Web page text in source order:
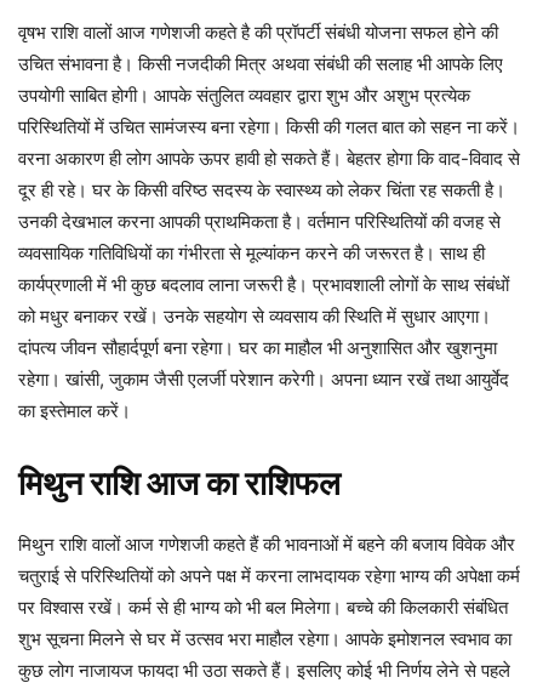
वृषभ राशि वालों आज गणेशजी कहते है की प्रॉपर्टी संबंधी योजना सफल होने की
उचित संभावना है। किसी नजदीकी मित्र अथवा संबंधी की सलाह भी आपके लिए
उपयोगी साबित होगी। आपके संतुलित व्यवहार द्वारा शुभ और अशुभ प्रत्येक
परिस्थितियों में उचित सामंजस्य बना रहेगा। किसी की गलत बात को सहन ना करें।
वरना अकारण ही लोग आपके ऊपर हावी हो सकते हैं। बेहतर होगा कि वाद-विवाद से
दूर ही रहे। घर के किसी वरिष्ठ सदस्य के स्वास्थ्य को लेकर चिंता रह सकती है।
उनकी देखभाल करना आपकी प्राथमिकता है। वर्तमान परिस्थितियों की वजह से
व्यवसायिक गतिविधियों का गंभीरता से मूल्यांकन करने की जरूरत है। साथ ही
कार्यप्रणाली में भी कुछ बदलाव लाना जरूरी है। प्रभावशाली लोगों के साथ संबंधों
को मधुर बनाकर रखें। उनके सहयोग से व्यवसाय की स्थिति में सुधार आएगा।
दांपत्य जीवन सौहार्दपूर्ण बना रहेगा। घर का माहौल भी अनुशासित और खुशनुमा
रहेगा। खांसी, जुकाम जैसी एलर्जी परेशान करेगी। अपना ध्यान रखें तथा आयुर्वेद
का इस्तेमाल करें।
मिथुनराशिआजकाराशिफल
मिथुन राशि वालों आज गणेशजी कहते हैं की भावनाओं में बहने की बजाय विवेक और
चतुराई से परिस्थितियों को अपने पक्ष में करना लाभदायक रहेगा भाग्य की अपेक्षा कर्म
पर विश्वास रखें। कर्म से ही भाग्य को भी बल मिलेगा। बच्चे की किलकारी संबंधित
शुभ सूचना मिलने से घर में उत्सव भरा माहौल रहेगा। आपके इमोशनल स्वभाव का
कुछ लोग नाजायज फायदा भी उठा सकते हैं। इसलिए कोई भी निर्णय लेने से पहले